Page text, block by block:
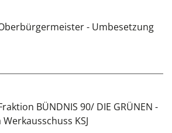
- Umbesetzung
BÜNDNIS 90/ DIE GRÜNEN -
KSJ